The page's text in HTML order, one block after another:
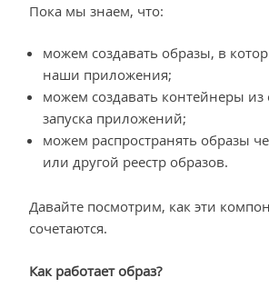
Пока мы знаем, что:
можем создавать образы, в
наши приложения;
можем создавать контейнеры из
запуска приложений;
можем распространять образы
или другой реестр образов.
Давайте посмотрим, как эти
сочетаются.
Как работает образ?